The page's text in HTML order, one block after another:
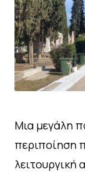
Μια μεγάλη
περιποίηση
λειτουργική